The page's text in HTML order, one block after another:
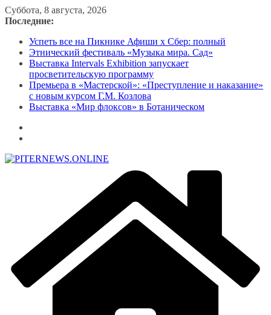
Перейти
к
Суббота, 8 августа, 2026
Последние:
Успеть все на Пикнике Афиши x Сбер: полный
Этнический фестиваль «Музыка мира. Сад»
Выставка Intervals Exhibition запускает
просветительскую программу
Премьера в «Мастерской»: «Преступление и наказание»
с новым курсом Г.М. Козлова
Выставка «Мир флоксов» в Ботаническом